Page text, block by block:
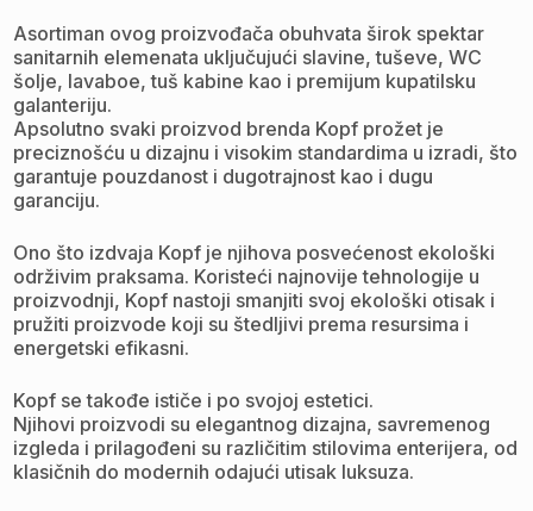
Asortiman ovog proizvođača obuhvata širok spektar
sanitarnih elemenata uključujući slavine, tuševe, WC
šolje, lavaboe, tuš kabine kao i premijum kupatilsku
galanteriju.
Apsolutno svaki proizvod brenda Kopf prožet je
preciznošću u dizajnu i visokim standardima u izradi, što
garantuje pouzdanost i dugotrajnost kao i dugu
garanciju.
Ono što izdvaja Kopf je njihova posvećenost ekološki
održivim praksama. Koristeći najnovije tehnologije u
proizvodnji, Kopf nastoji smanjiti svoj ekološki otisak i
pružiti proizvode koji su štedljivi prema resursima i
energetski efikasni.
Kopf se takođe ističe i po svojoj estetici.
Njihovi proizvodi su elegantnog dizajna, savremenog
izgleda i prilagođeni su različitim stilovima enterijera, od
klasičnih do modernih odajući utisak luksuza.